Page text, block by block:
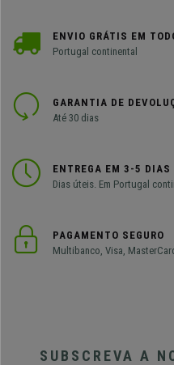
ENVIO GRÁTIS EM
Portugal continental
GARANTIA DE
Até 30 dias
ENTREGA EM 3-5 DIAS
Dias úteis. Em Portugal
PAGAMENTO SEGURO
Multibanco, Visa,
SUBSCREVA A